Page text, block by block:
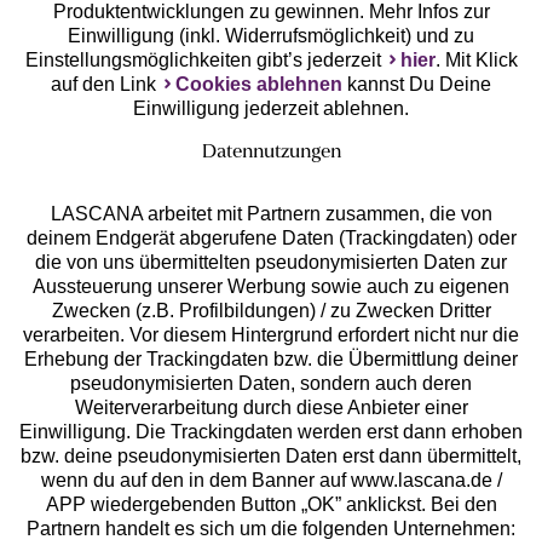
Services
Beratung
Über uns
Rechtliches
Produktentwicklungen zu gewinnen. Mehr Infos zur
Einwilligung (inkl. Widerrufsmöglichkeit) und zu
Einstellungsmöglichkeiten gibt’s jederzeit
hier. Mit Klick
auf den Link
Cookies ablehnen kannst Du Deine
Einwilligung jederzeit ablehnen.
Datennutzungen
LASCANA arbeitet mit Partnern zusammen, die von
deinem Endgerät abgerufene Daten (Trackingdaten) oder
die von uns übermittelten pseudonymisierten Daten zur
Aussteuerung unserer Werbung sowie auch zu eigenen
Zwecken (z.B. Profilbildungen) / zu Zwecken Dritter
verarbeiten. Vor diesem Hintergrund erfordert nicht nur die
Erhebung der Trackingdaten bzw. die Übermittlung deiner
pseudonymisierten Daten, sondern auch deren
Weiterverarbeitung durch diese Anbieter einer
Einwilligung. Die Trackingdaten werden erst dann erhoben
bzw. deine pseudonymisierten Daten erst dann übermittelt,
wenn du auf den in dem Banner auf www.lascana.de /
APP wiedergebenden Button „OK” anklickst. Bei den
Partnern handelt es sich um die folgenden Unternehmen: